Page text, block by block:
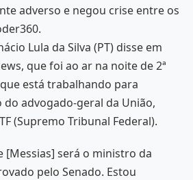
adverso e negou crise entre os
Lula da Silva (PT) disse em
que foi ao ar na noite de 2ª
está trabalhando para
advogado-geral da União,
(Supremo Tribunal Federal).
[Messias] será o ministro da
pelo Senado. Estou